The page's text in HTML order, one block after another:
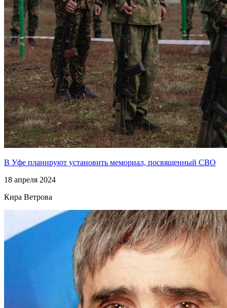
В Уфе планируют установить мемориал, посвященный СВО
18 апреля 2024
Кира Ветрова